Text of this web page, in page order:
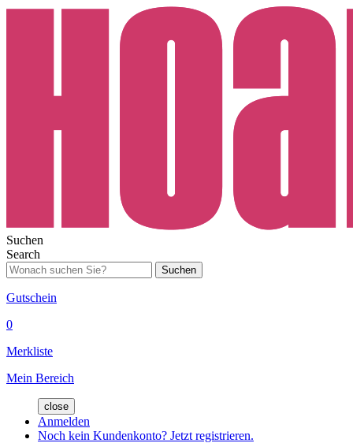
Suchen
Search
Suchen
Gutschein
0
Merkliste
Mein Bereich
close
Anmelden
Noch kein Kundenkonto? Jetzt registrieren.